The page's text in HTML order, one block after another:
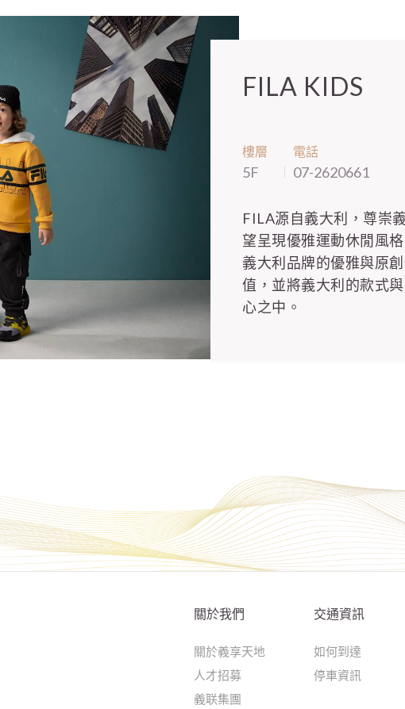
FILA KIDS
樓層
5F
電話
07-2620661
FILA源自義大利，尊崇
望呈現優雅運動休閒風
義大利品牌的優雅與原
值，並將義大利的款式
心之中。
關於我們
關於義享天地
人才招募
義联集團
交通資訊
如何到達
停車資訊